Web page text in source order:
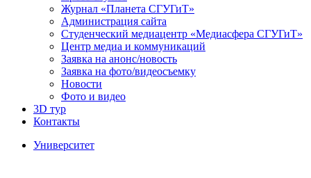
Журнал «Планета СГУГиТ»
Администрация сайта
Студенческий медиацентр «Медиасфера СГУГиТ»
Центр медиа и коммуникаций
Заявка на анонс/новость
Заявка на фото/видеосъемку
Новости
Фото и видео
3D тур
Контакты
Университет